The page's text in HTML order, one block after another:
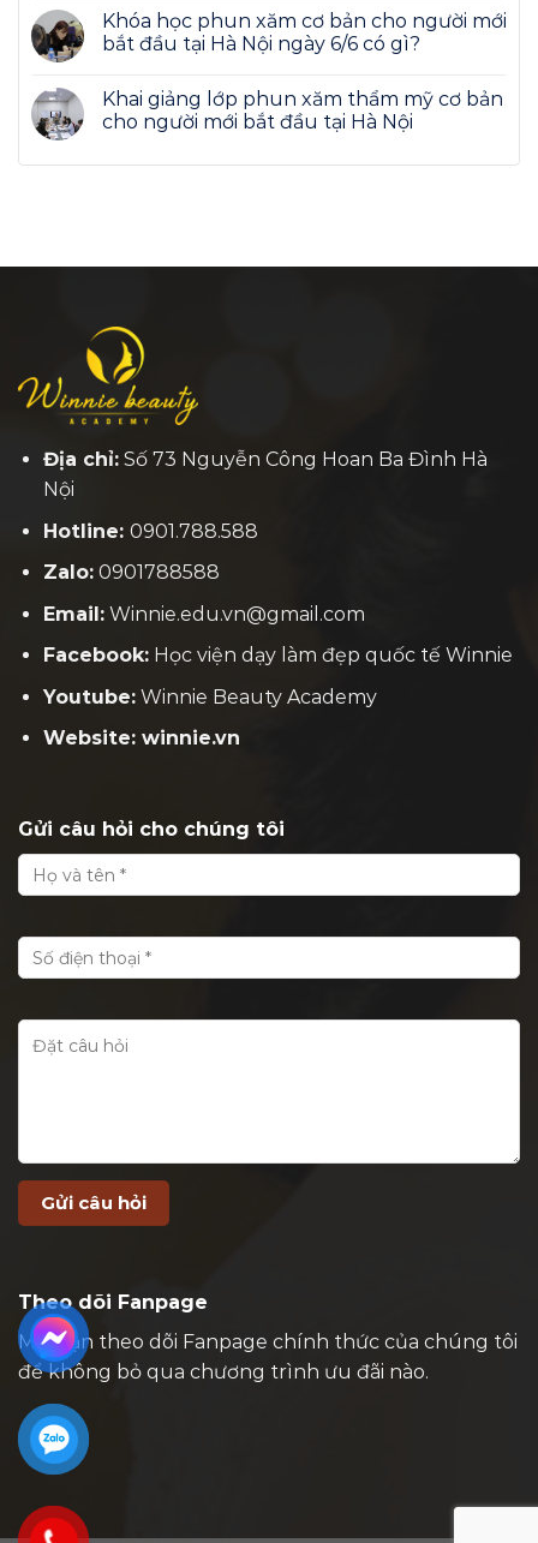
Khóa học phun xăm cơ bản cho người mới
bắt đầu tại Hà Nội ngày 6/6 có gì?
Khai giảng lớp phun xăm thẩm mỹ cơ bản
cho người mới bắt đầu tại Hà Nội
Địa chỉ:Số 73 Nguyễn Công Hoan Ba Đình Hà
Nội
Hotline: 0901.788.588
Zalo:0901788588
Email:Winnie.edu.vn@gmail.com
Facebook:Học viện dạy làm đẹp quốc tế Winnie
Youtube:Winnie Beauty Academy
Website: winnie.vn
Gửi câu hỏi cho chúng tôi
Theo dõi Fanpage
Mời bạn theo dõi Fanpage chính thức của chúng tôi
để không bỏ qua chương trình ưu đãi nào.